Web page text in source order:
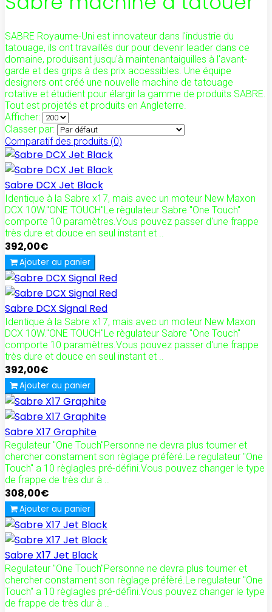
SABRE Royaume-Uni est innovateur dans l'industrie du
tatouage, ils ont travaillés dur pour devenir leader dans ce
domaine, produisant jusqu'à maintenantaiguilles à l'avant-
garde et des grips à des prix accessibles. Une équipe
designers ont créé une nouvelle machine de tatouage
rotative et étudient pour élargir la gamme de produits SABRE.
Tout est projetés et produits en Angleterre.
Afficher:
Classer par:
Comparatif des produits (0)
Sabre DCX Jet Black
Identique à la Sabre x17, mais avec un moteur New Maxon
DCX 10W."ONE TOUCH"Le règulateur Sabre "One Touch"
comporte 10 paramètres.Vous pouvez passer d'une frappe
très dure et douce en seul instant et ..
392,00€
Ajouter au panier
Sabre DCX Signal Red
Identique à la Sabre x17, mais avec un moteur New Maxon
DCX 10W."ONE TOUCH"Le règulateur Sabre "One Touch"
comporte 10 paramètres.Vous pouvez passer d'une frappe
très dure et douce en seul instant et ..
392,00€
Ajouter au panier
Sabre X17 Graphite
Regulateur "One Touch"Personne ne devra plus tourner et
chercher constament son règlage préfèré.Le regulateur "One
Touch" a 10 règlagles pré-défini.Vous pouvez changer le type
de frappe de très dur à ..
308,00€
Ajouter au panier
Sabre X17 Jet Black
Regulateur "One Touch"Personne ne devra plus tourner et
chercher constament son règlage préfèré.Le regulateur "One
Touch" a 10 règlagles pré-défini.Vous pouvez changer le type
de frappe de très dur à ..